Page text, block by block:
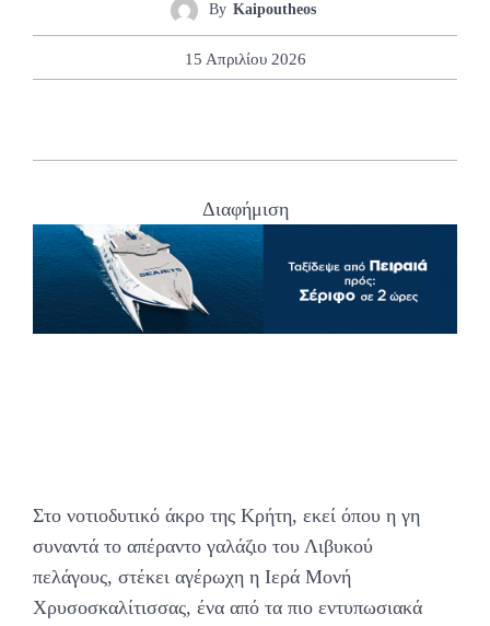
By Kaipoutheos
15 Απριλίου 2026
Διαφήμιση
Στο νοτιοδυτικό άκρο της Κρήτη, εκεί όπου η γη
συναντά το απέραντο γαλάζιο του Λιβυκού
πελάγους, στέκει αγέρωχη η Ιερά Μονή
Χρυσοσκαλίτισσας, ένα από τα πιο εντυπωσιακά